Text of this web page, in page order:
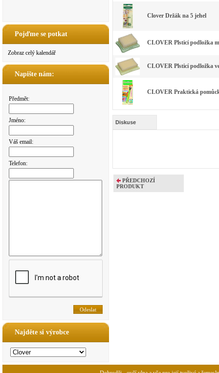
Pojďme se potkat
Zobraz celý kalendář
Napište nám:
Předmět:
Jméno:
Váš email:
Telefon:
Najděte si výrobce
Clover Držák na 5 jehel
CLOVER Plsticí podložka
CLOVER Plsticí podložka
CLOVER Praktická
Diskuse
PŘEDCHOZÍ
PRODUKT